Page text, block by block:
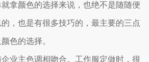
拿颜色的选择来说，也绝不是随随便
，也是有很多技巧的，最主要的三点
色的选择。
业主色调相吻合。工作服定做时，很